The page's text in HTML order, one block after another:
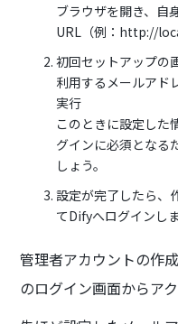
ブラウザを開き、自
URL（例：http://
初回セットアップの
利用するメールアド
実行
このときに設定した
グインに必須となる
しょう。
設定が完了したら、
てDifyへログインしま
管理者アカウントの作
のログイン画面からアク